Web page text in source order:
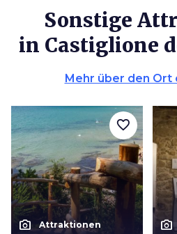
Sonstige
in Castiglione
Mehr über den Ort
photo_camera Attraktionen
favorite_border
photo_camera